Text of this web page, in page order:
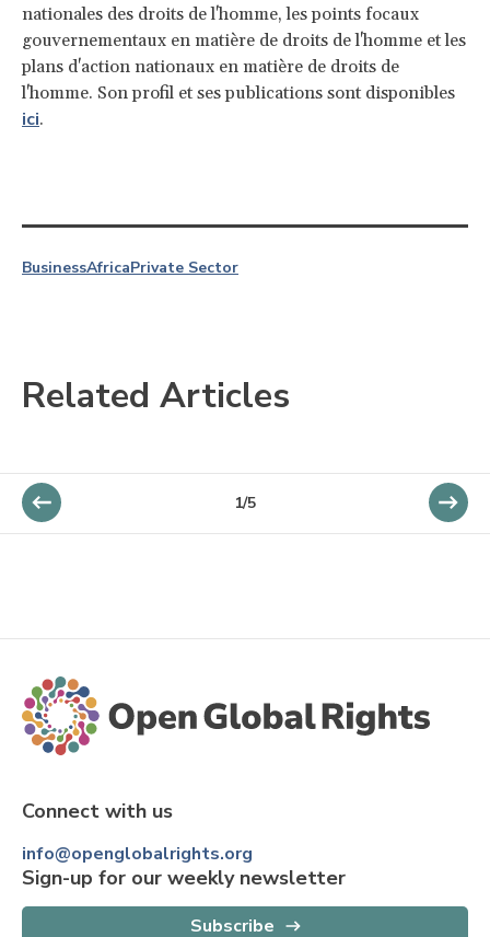
nationales des droits de l'homme, les points focaux
gouvernementaux en matière de droits de l'homme et les
plans d'action nationaux en matière de droits de
l'homme. Son profil et ses publications sont disponibles
ici.
BusinessAfricaPrivate Sector
Related Articles
1/5
Connect with us
info@openglobalrights.org
Sign-up for our weekly newsletter
Subscribe